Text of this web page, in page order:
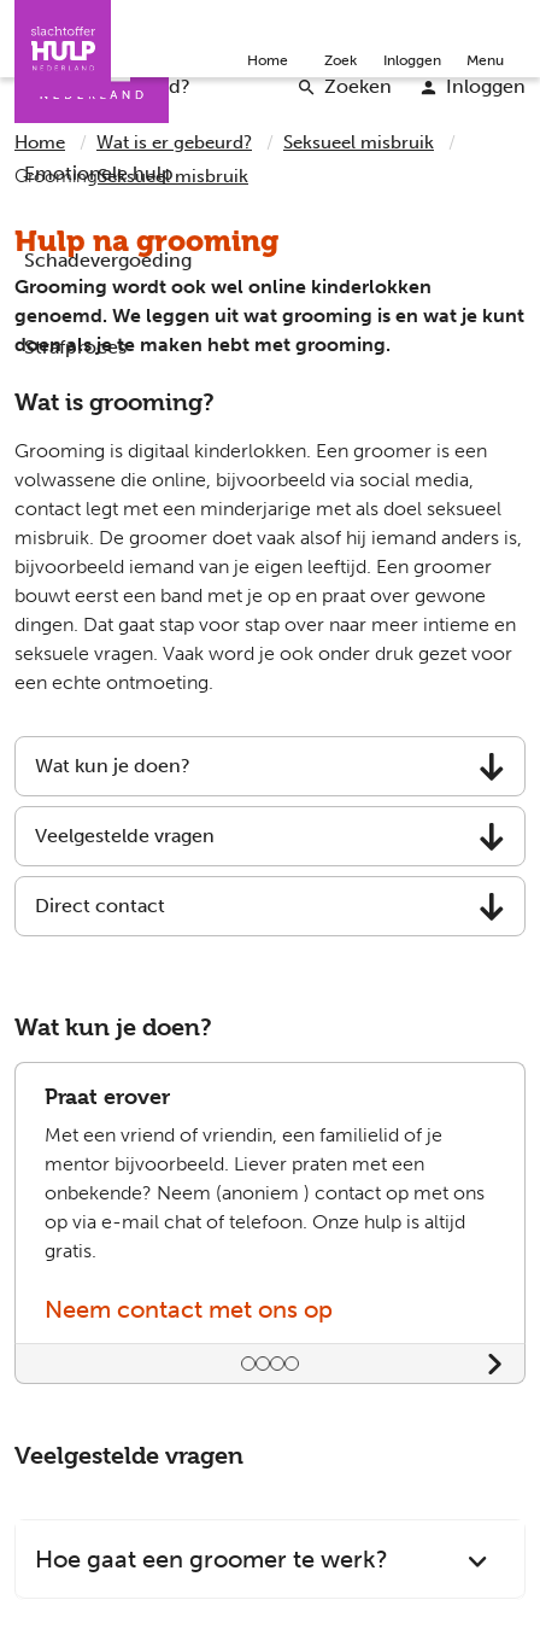
Iemand helpen Word vrijwilliger English
Wat is er gebeurd?
Emotionele hulp
Schadevergoeding
Strafproces
Zoeken Inloggen
Home Zoek Inloggen Menu
Home Wat is er gebeurd?
Seksueel misbruik
GroomingSeksueel misbruik
Hulp na grooming
Grooming wordt ook wel online kinderlokken
genoemd. We leggen uit wat grooming is en wat je kunt
doen als je te maken hebt met grooming.
Wat is grooming?
Grooming is digitaal kinderlokken. Een groomer is een
volwassene die online, bijvoorbeeld via social media,
contact legt met een minderjarige met als doel seksueel
misbruik. De groomer doet vaak alsof hij iemand anders is,
bijvoorbeeld iemand van je eigen leeftijd. Een groomer
bouwt eerst een band met je op en praat over gewone
dingen. Dat gaat stap voor stap over naar meer intieme en
seksuele vragen. Vaak word je ook onder druk gezet voor
een echte ontmoeting.
Wat kun je doen?
Veelgestelde vragen
Direct contact
Wat kun je doen?
Praat erover
Met een vriend of vriendin, een familielid of je
mentor bijvoorbeeld. Liever praten met een
onbekende? Neem (anoniem ) contact op met ons
op via e-mail chat of telefoon. Onze hulp is altijd
gratis.
Neem contact met ons op
Bedieningselementen voor
Veelgestelde vragen
Hoe gaat een groomer te werk?